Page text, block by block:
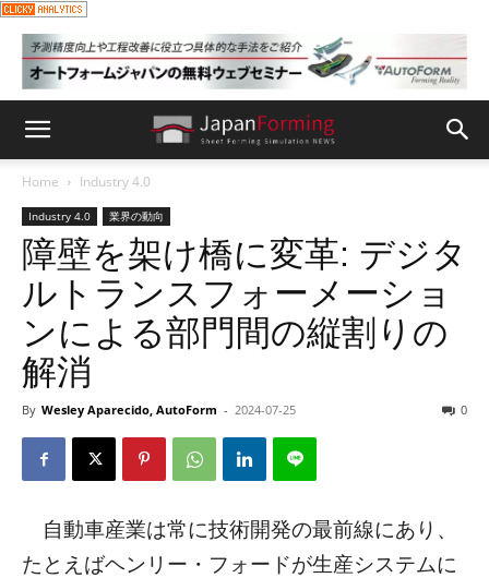
Home Industry 4.0
Industry 4.0 業界の動向
障壁を架け橋に変革: デジタ
ルトランスフォーメーショ
ンによる部門間の縦割りの
解消
By Wesley Aparecido, AutoForm - 2024-07-25 0
自動車産業は常に技術開発の最前線にあり、
たとえばヘンリー・フォードが生産システムに